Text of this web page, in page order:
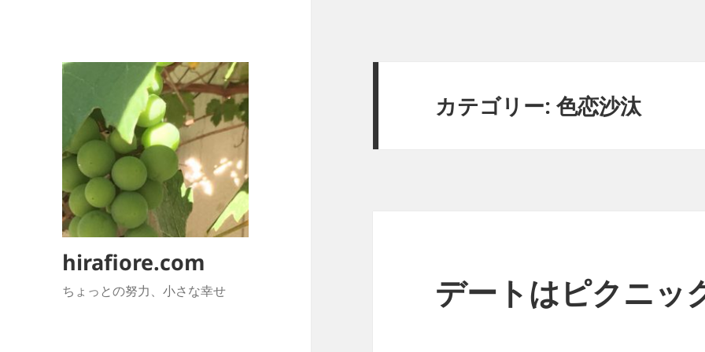
hirafiore.com
ちょっとの努力、小さな幸せ
カテゴリー:色恋沙汰
デートはピクニッ